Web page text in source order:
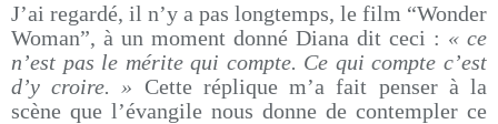
J’ai regardé, il n’y a pas longtemps, le film “Wonder
Woman”, à un moment donné Diana dit ceci : « ce
n’est pas le mérite qui compte. Ce qui compte c’est
d’y croire. » Cette réplique m’a fait penser à la
scène que l’évangile nous donne de contempler ce